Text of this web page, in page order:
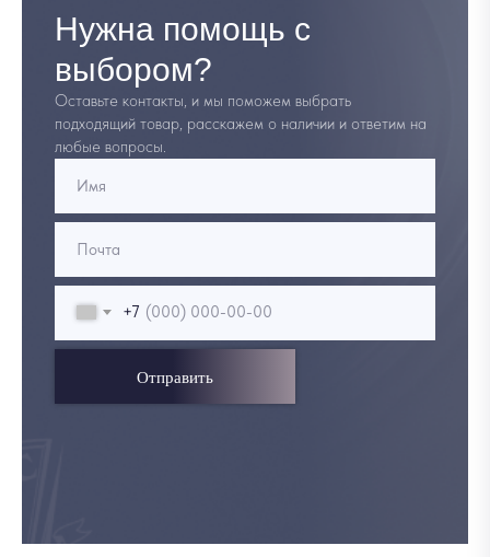
Нужна помощь с
выбором?
Оставьте контакты, и мы поможем выбрать
подходящий товар, расскажем о наличии и ответим на
любые вопросы.
+7
Отправить